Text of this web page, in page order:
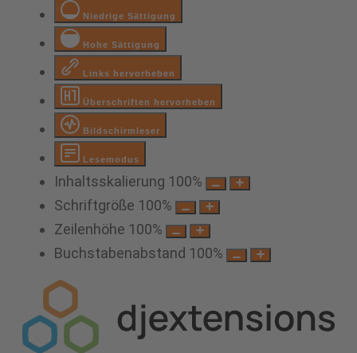
Niedrige Sättigung
Hohe Sättigung
Links hervorheben
Überschriften hervorheben
Bildschirmleser
Lesemodus
Inhaltsskalierung 100%
Schriftgröße 100%
Zeilenhöhe 100%
Buchstabenabstand 100%